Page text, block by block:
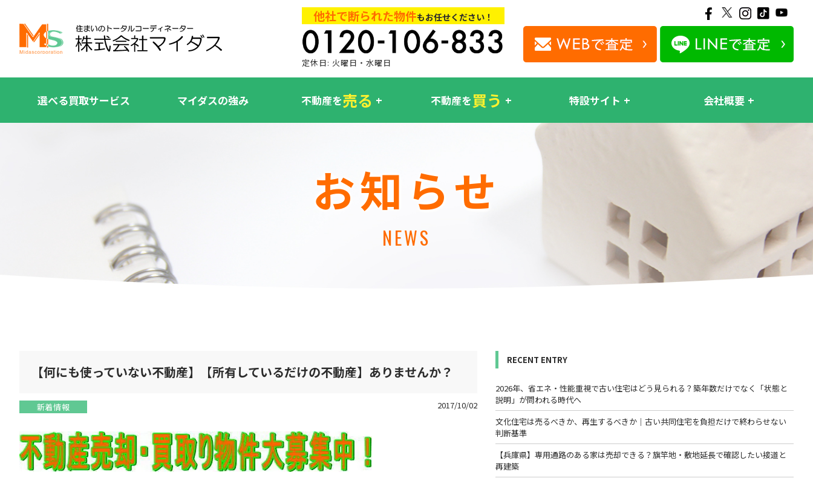
他社で断られた物件もお任せください！
定休日: 火曜日・水曜日
選べる買取サービス マイダスの強み 不動産を売る 不動産を買う 特設サイト 会社概要
お知らせ
NEWS
【何にも使っていない不動産】【所有しているだけの不動産】ありませんか？
新着情報 2017/10/02
RECENT ENTRY
2026年、省エネ・性能重視で古い住宅はどう見られる？築年数だけでなく「状態と
説明」が問われる時代へ
文化住宅は売るべきか、再生するべきか｜古い共同住宅を負担だけで終わらせない
判断基準
【兵庫県】専用通路のある家は売却できる？旗竿地・敷地延長で確認したい接道と
再建築